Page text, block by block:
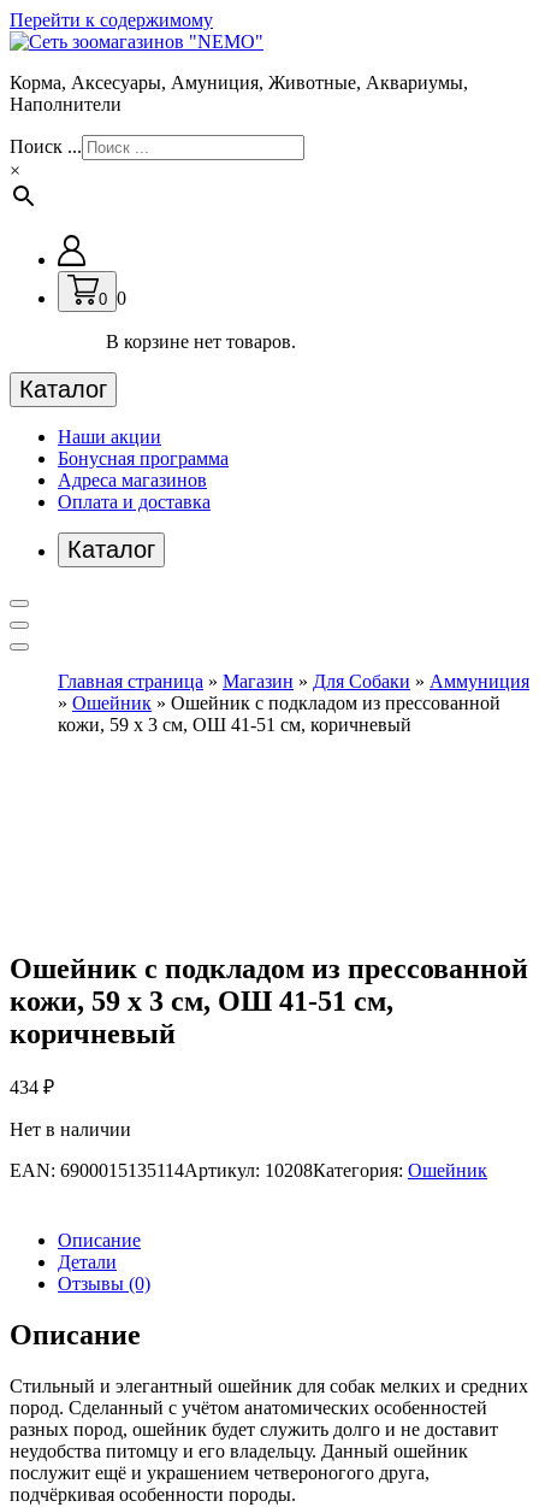
Перейти к содержимому
Корма, Аксесуары, Амуниция, Животные, Аквариумы,
Наполнители
Поиск ...
×
0 0
В корзине нет товаров.
Каталог
Наши акции
Бонусная программа
Адреса магазинов
Оплата и доставка
Каталог
Главная страница » Магазин » Для Собаки » Аммуниция
» Ошейник » Ошейник с подкладом из прессованной
кожи, 59 х 3 см, ОШ 41-51 см, коричневый
Ошейник с подкладом из прессованной
кожи, 59 х 3 см, ОШ 41-51 см,
коричневый
434 ₽
Нет в наличии
EAN: 6900015135114Артикул: 10208Категория: Ошейник
Описание
Детали
Отзывы (0)
Описание
Стильный и элегантный ошейник для собак мелких и средних
пород. Сделанный с учётом анатомических особенностей
разных пород, ошейник будет служить долго и не доставит
неудобства питомцу и его владельцу. Данный ошейник
послужит ещё и украшением четвероногого друга,
подчёркивая особенности породы.